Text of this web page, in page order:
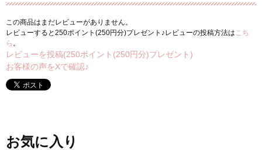
この商品はまだレビューがありません。
レビューすると250ポイント(250円分)プレゼント♪レビューの投稿方法は こち
ら 。
レビューを投稿(250ポイント(250円分)プレゼント)
お客様の声をXで確認♪
お気に入り